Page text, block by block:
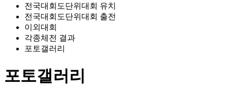
전국대회도단위대회 유치
전국대회도단위대회 출전
이외대회
각종체전 결과
포토갤러리
포토갤러리